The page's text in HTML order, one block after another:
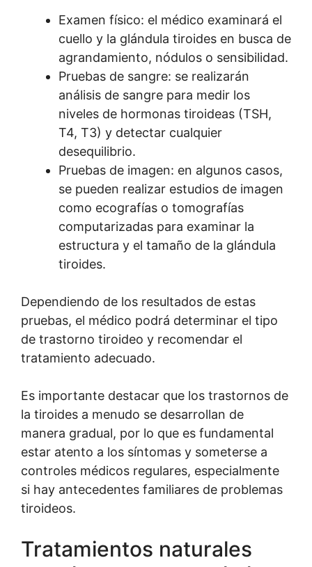
Examen físico: el médico examinará el
cuello y la glándula tiroides en busca de
agrandamiento, nódulos o sensibilidad.
Pruebas de sangre: se realizarán
análisis de sangre para medir los
niveles de hormonas tiroideas (TSH,
T4, T3) y detectar cualquier
desequilibrio.
Pruebas de imagen: en algunos casos,
se pueden realizar estudios de imagen
como ecografías o tomografías
computarizadas para examinar la
estructura y el tamaño de la glándula
tiroides.
Dependiendo de los resultados de estas
pruebas, el médico podrá determinar el tipo
de trastorno tiroideo y recomendar el
tratamiento adecuado.
Es importante destacar que los trastornos de
la tiroides a menudo se desarrollan de
manera gradual, por lo que es fundamental
estar atento a los síntomas y someterse a
controles médicos regulares, especialmente
si hay antecedentes familiares de problemas
tiroideos.
Tratamientos naturales